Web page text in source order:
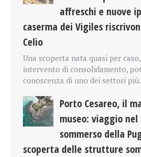
affreschi e nuove
caserma dei Vigiles
Celio
Una scoperta nata quasi per
intervento di consolidamento,
conoscenza di uno dei settori
Porto Cesareo, il
museo: viaggio nel
sommerso della
scoperta delle strutture